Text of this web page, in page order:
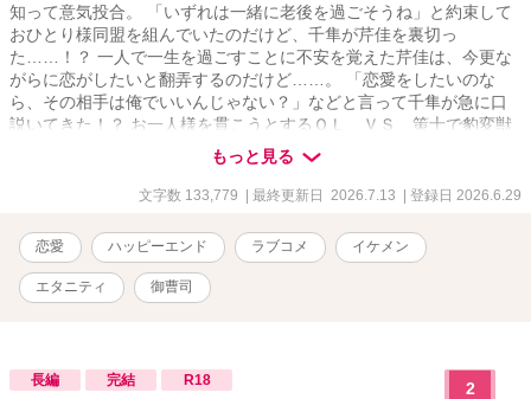
知って意気投合。 「いずれは一緒に老後を過ごそうね」と約束して
おひとり様同盟を組んでいたのだけど、千隼が芹佳を裏切っ
た……！？ 一人で一生を過ごすことに不安を覚えた芹佳は、今更な
がらに恋がしたいと翻弄するのだけど……。 「恋愛をしたいのな
ら、その相手は俺でいいんじゃない？」などと言って千隼が急に口
説いてきた！？ お一人様を貫こうとするＯＬ ＶＳ 策士で豹変獣
もっと見る
文字数 133,779 | 最終更新日 2026.7.13 | 登録日 2026.6.29
恋愛 ハッピーエンド ラブコメ イケメン
エタニティ 御曹司
長編 完結 R18 2